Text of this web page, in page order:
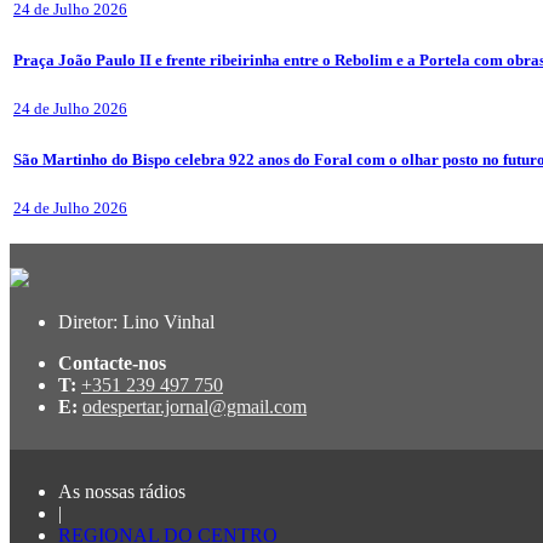
24 de Julho 2026
Praça João Paulo II e frente ribeirinha entre o Rebolim e a Portela com
24 de Julho 2026
São Martinho do Bispo celebra 922 anos do Foral com o olhar posto no
24 de Julho 2026
Diretor: Lino Vinhal
Contacte-nos
T: +351 239 497 750
E: odespertar.jornal@gmail.com
As nossas rádios
|
REGIONAL DO CENTRO